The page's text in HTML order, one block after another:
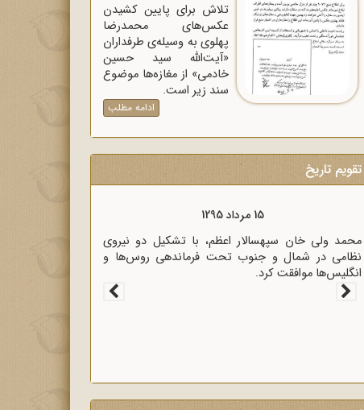
تلاش برای پایین کشیدن
عکس‌های محمدرضا
پهلوی به وسیله‌ی طرفداران
«آیت‌الله سید حسین
خادمی» از مغازه‌ها موضوع
سند زیر است.
ادامه مطلب
تقویم تاریخ
محمد ولی خان
نظامی در شمال و
15 مرداد 1320
وزیر خارجه انگلیس آنتونی ایدن حضور متخصصان
آلمانی در ایران را خطر بزرگی برای لندن دانست.